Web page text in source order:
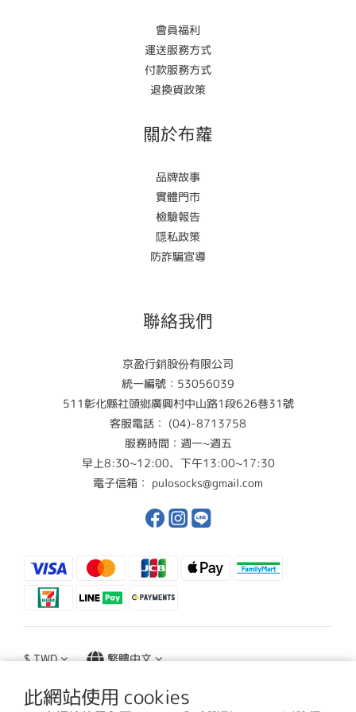
此網站使用 cookies
會員福利
運送服務方式
付款服務方式
退換貨政策
關於布蘿
品牌故事
實體門市
檢驗報告
隱私政策
防詐騙宣導
聯絡我們
京盈行銷股份有限公司
統一編號：53056039
511彰化縣社頭鄉廣興村中山路1段626巷31號
客服電話： (04)-8713758
服務時間：週一~週五
早上8:30~12:00、下午13:00~17:30
電子信箱： pulosocks@gmail.com
$ TWD 繁體中文